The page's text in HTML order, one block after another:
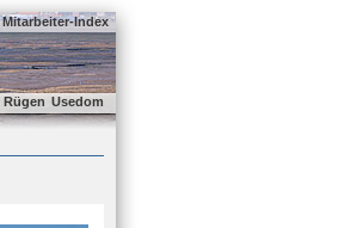
Mitarbeiter-Index
Rügen Usedom